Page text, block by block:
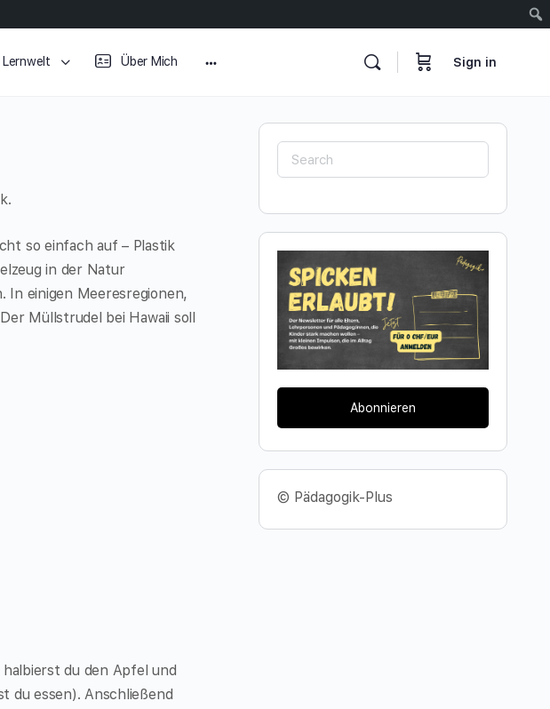
Lernwelt Über Mich Sign in
so einfach auf – Plastik
in der Natur
In einigen Meeresregionen,
Müllstrudel bei Hawaii soll
du den Apfel und
du essen). Anschließend
Search
for:
Abonnieren
© Pädagogik-Plus